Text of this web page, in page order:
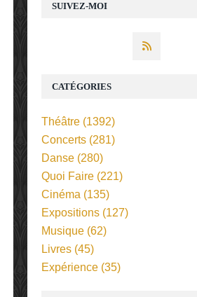
SUIVEZ-MOI
CATÉGORIES
Théâtre (1392)
Concerts (281)
Danse (280)
Quoi Faire (221)
Cinéma (135)
Expositions (127)
Musique (62)
Livres (45)
Expérience (35)